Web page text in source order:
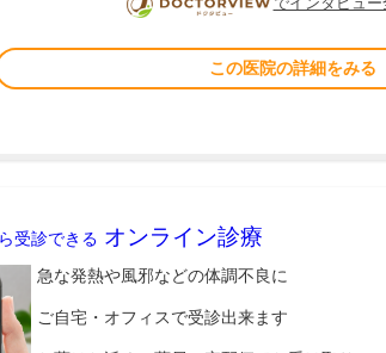
この医院の詳細をみる
受診できる オンライン診療
急な発熱や風邪などの体調不良に
ご自宅・オフィスで受診出来ます